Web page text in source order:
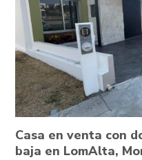
Casa en venta con
baja en LomAlta,